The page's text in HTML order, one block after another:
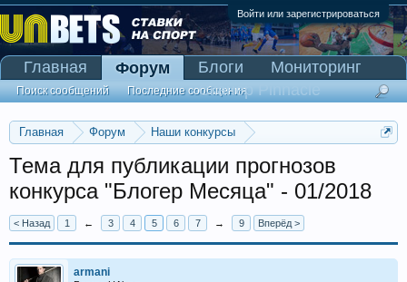
Войти или зарегистрироваться
Главная Форум
Наши конкурсы
Тема для публикации прогнозов
конкурса "Блогер Месяца" - 01/2018
< Назад 1 ← 3 4 5 6 7 → 9 Вперёд >
armani
Главная Форум
Поиск сообщений Последние сообщения
Блоги
Мониторинг
Сканер Pinnacle